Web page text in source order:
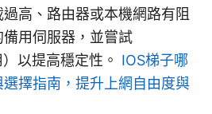
高、路由器或本機網路有阻
用伺服器，並嘗試
以提高穩定性。 IOS梯子哪
擇指南，提升上網自由度與